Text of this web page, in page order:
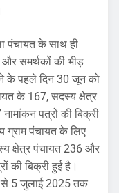
पंचायत के साथ ही
और समर्थकों की भीड़
के पहले दिन 30 जून को
के 167, सदस्य क्षेत्र
पत्रों की बिक्री
ग्राम पंचायत के लिए
क्षेत्र पंचायत 236 और
की बिक्री हुई है।
से 5 जुलाई 2025 तक